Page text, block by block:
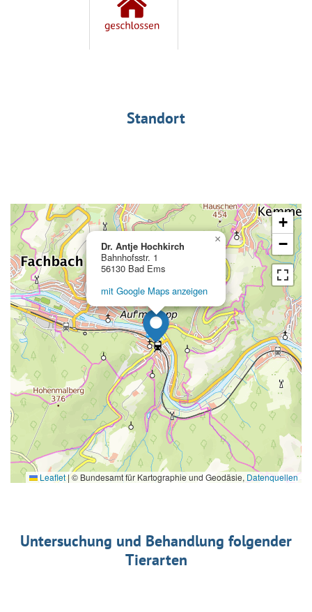
Standort
Dr. Antje Hochkirch
Bahnhofsstr. 1
56130 Bad Ems
mit Google Maps anzeigen
×
+
−
Leaflet|© Bundesamt für Kartographie und Geodäsie, Datenquellen
Untersuchung und Behandlung folgender
Tierarten